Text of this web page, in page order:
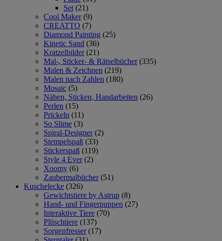
Set (21)
Cool Maker (9)
CREATTO (7)
Diamond Painting (25)
Kinetic Sand (36)
Kratzelbilder (21)
Mal-, Sticker- & Rätselbücher (335)
Malen & Zeichnen (219)
Malen nach Zahlen (180)
Mosaic (5)
Nähen, Sticken, Handarbeiten (26)
Perlen (15)
Prickeln (11)
So Slime (3)
Spiral-Designer (2)
Stempelspaß (33)
Stickerspaß (119)
Style 4 Ever (2)
Xoomy (6)
Zaubermalbücher (51)
Kuschelecke (326)
Gewichtstiere by Astrup (8)
Hand- und Fingerpuppen (27)
Interaktive Tiere (70)
Plüschtiere (137)
Sorgenfresser (17)